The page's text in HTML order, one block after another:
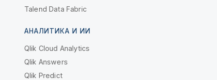
Talend Data Fabric
АНАЛИТИКА И ИИ
Qlik Cloud Analytics
Qlik Answers
Qlik Predict